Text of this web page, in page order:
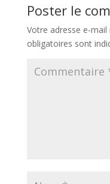
Poster le
Votre adresse e-mail
obligatoires sont